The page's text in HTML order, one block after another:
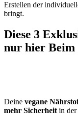
Erstellen der
bringt.
Diese 3
nur hier Beim
Deine vegane
mehr Sicherheit in der